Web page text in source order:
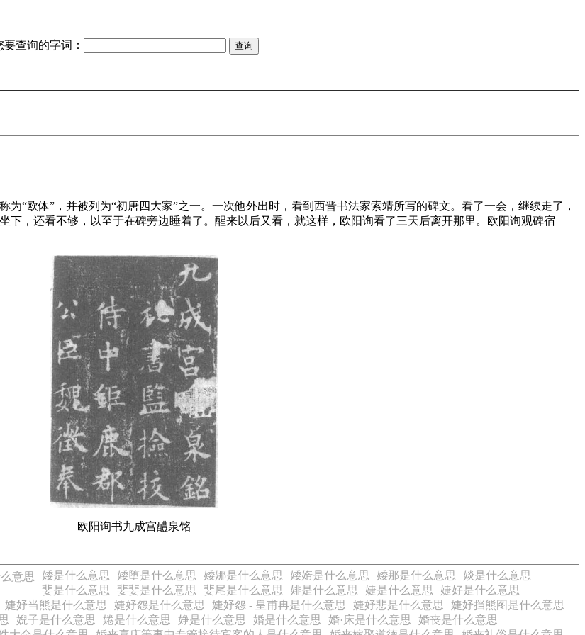
查询的字词：
“欧体”，并被列为“初唐四大家”之一。一次他外出时，看到西晋书法家索靖所写的碑文。看了一会，继续走了，
下，还看不够，以至于在碑旁边睡着了。醒来以后又看，就这样，欧阳询看了三天后离开那里。欧阳询观碑宿
欧阳询书九成宫醴泉铭
意思 婑是什么意思 婑堕是什么意思 婑娜是什么意思 婑媠是什么意思 婑那是什么意思
婒是什么意思
婓是什么意思
婓婓是什么意思 婓尾是什么意思 婔是什么意思 婕是什么意思
婕好是什么意思
婕妤当熊是什么意思 婕妤怨是什么意思 婕妤怨 - 皇甫冉是什么意思 婕妤悲是什么意思
婕妤挡熊图是什么意思
婗子是什么意思 婘是什么意思 婙是什么意思 婚是什么意思 婚·床是什么意思
婚丧是什么意思